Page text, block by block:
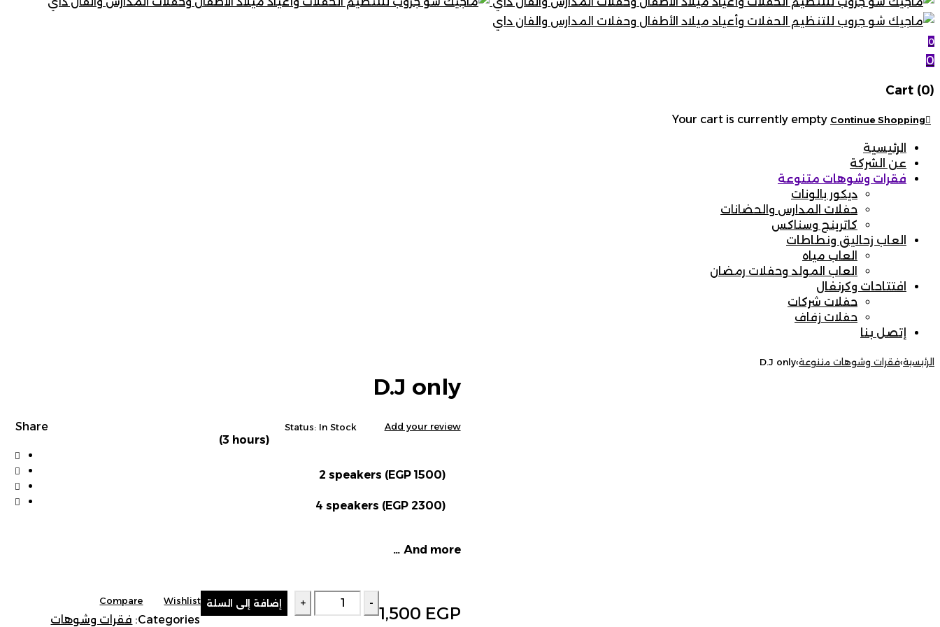
0
0
Cart (0)
Your cart is currently empty Continue Shopping
الرئيسية
عن الشركة
فقرات وشوهات متنوعة
ديكور بالونات
حفلات المدارس والحضانات
كاترينج وسناكس
العاب زحاليق ونطاطات
العاب مياه
العاب المولد وحفلات رمضان
افتتاحات وكرنفال
حفلات شركات
حفلات زفاف
إتصل بنا
الرئيسية›فقرات وشوهات متنوعة›
D.J only
D.J only
Add your review
Status: In Stock
Share
(3 hours)
(1500 EGP) 2 speakers
(2300 EGP) 4 speakers
And more …
1,500 EGP
كمية
D.J
إضافة إلى السلة Wishlist
Compare
Categories: فقرات وشوهات